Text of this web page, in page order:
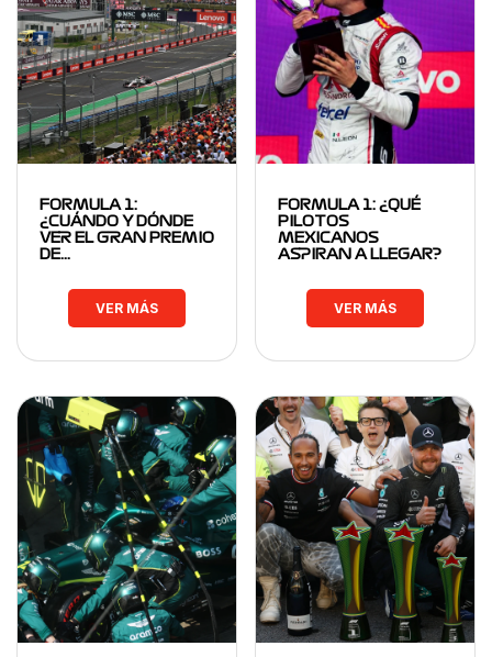
FORMULA 1:
¿CUÁNDO Y DÓNDE
VER EL GRAN PREMIO
DE…
VER MÁS
FORMULA 1: ¿QUÉ
PILOTOS
MEXICANOS
ASPIRAN A LLEGAR?
VER MÁS